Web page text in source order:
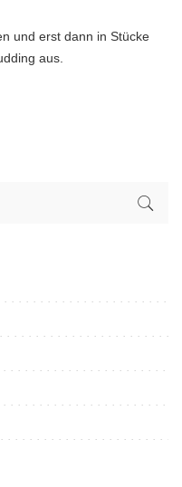
und erst dann in Stücke
aus.